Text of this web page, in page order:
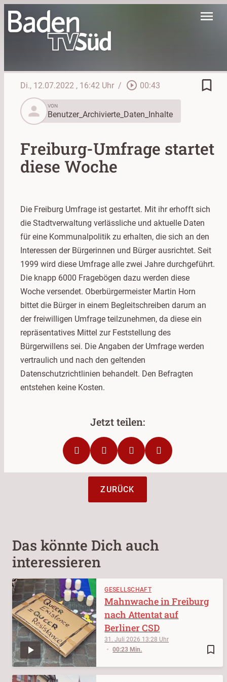
menu
Di., 12.07.2022 , 16:42 Uhr / play_circle_outline 00:43
bookmark_border
person
VON
Benutzer_Archivierte_Daten_Inhalte
Freiburg-Umfrage startet
diese Woche
Die Freiburg Umfrage ist gestartet. Mit ihr erhofft sich
die Stadtverwaltung verlässliche und aktuelle Daten
für eine Kommunalpolitik zu erhalten, die sich an den
Interessen der Bürgerinnen und Bürger ausrichtet. Seit
1999 wird diese Umfrage alle zwei Jahre durchgeführt.
Die knapp 6000 Fragebögen dazu werden diese
Woche versendet. Oberbürgermeister Martin Horn
bittet die Bürger in einem Begleitschreiben darum an
der freiwilligen Umfrage teilzunehmen, da diese ein
repräsentatives Mittel zur Feststellung des
Bürgerwillens sei. Die Angaben der Umfrage werden
vertraulich und nach den geltenden
Datenschutzrichtlinien behandelt. Den Befragten
entstehen keine Kosten.
ZURÜCK
Das könnte Dich auch
interessieren
GESELLSCHAFT
bookmark_border
31. Juli 2026 13:28
00:23 Min.
Mahnwache in Freiburg
nach Attentat auf
Berliner CSD